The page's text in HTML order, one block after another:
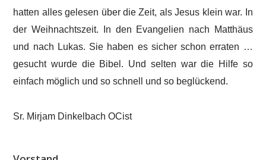
hatten alles gelesen über die Zeit, als Jesus klein war. In
der Weihnachtszeit. In den Evangelien nach Matthäus
und nach Lukas. Sie haben es sicher schon erraten …
gesucht wurde die Bibel. Und selten war die Hilfe so
einfach möglich und so schnell und so beglückend.
Sr. Mirjam Dinkelbach OCist